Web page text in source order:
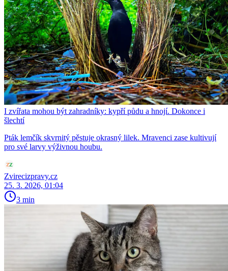
I zvířata mohou být zahradníky: kypří půdu a hnojí. Dokonce i
šlechtí
Pták lemčík skvrnitý pěstuje okrasný lilek. Mravenci zase kultivují
pro své larvy výživnou houbu.
Zvirecizpravy.cz
25. 3. 2026, 01:04
3 min